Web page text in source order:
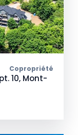
Copropriété
10, Mont-